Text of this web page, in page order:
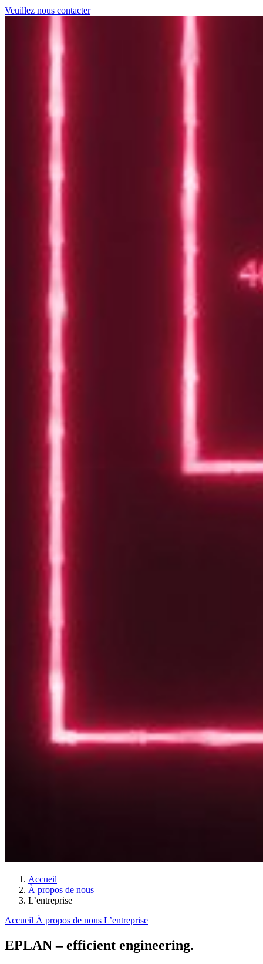
Veuillez nous contacter
Accueil
À propos de nous
L’entreprise
Accueil À propos de nous L’entreprise
EPLAN – efficient engineering.